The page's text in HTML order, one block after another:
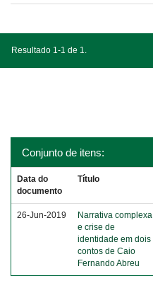
Resultado 1-1 de 1.
Conjunto de itens:
Data do
documento
Título
26-Jun-2019
Narrativa complexa
e crise de
identidade em dois
contos de Caio
Fernando Abreu